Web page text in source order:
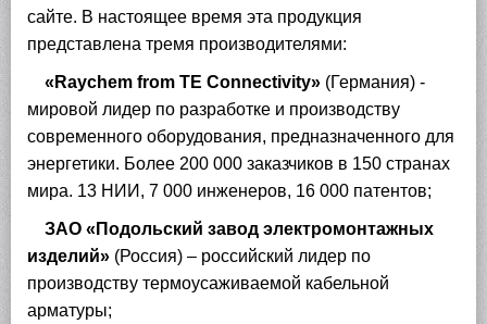
сайте. В настоящее время эта продукция
представлена тремя производителями:
«Raychem from TE Connectivity» (Германия) -
мировой лидер по разработке и производству
современного оборудования, предназначенного для
энергетики. Более 200 000 заказчиков в 150 странах
мира. 13 НИИ, 7 000 инженеров, 16 000 патентов;
ЗАО «Подольский завод электромонтажных
изделий» (Россия) – российский лидер по
производству термоусаживаемой кабельной
арматуры;